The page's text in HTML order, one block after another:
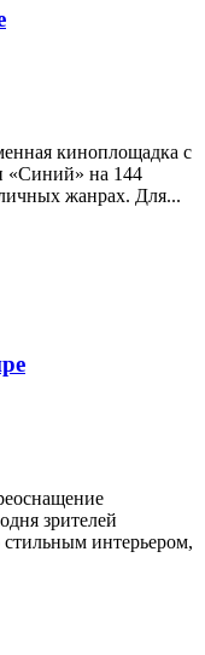
киноплощадка с
«Синий» на 144
жанрах. Для...
зрителей
стильным интерьером,